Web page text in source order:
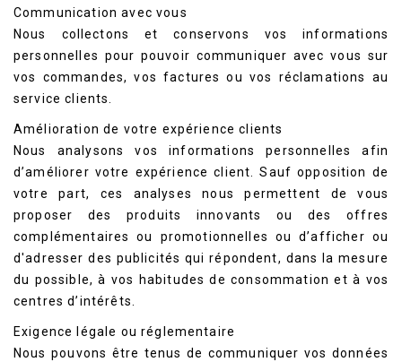
Communication avec vous
Nous collectons et conservons vos informations
personnelles pour pouvoir communiquer avec vous sur
vos commandes, vos factures ou vos réclamations au
service clients.
Amélioration de votre expérience clients
Nous analysons vos informations personnelles afin
d’améliorer votre expérience client. Sauf opposition de
votre part, ces analyses nous permettent de vous
proposer des produits innovants ou des offres
complémentaires ou promotionnelles ou d’afficher ou
d'adresser des publicités qui répondent, dans la mesure
du possible, à vos habitudes de consommation et à vos
centres d’intérêts.
Exigence légale ou réglementaire
Nous pouvons être tenus de communiquer vos données